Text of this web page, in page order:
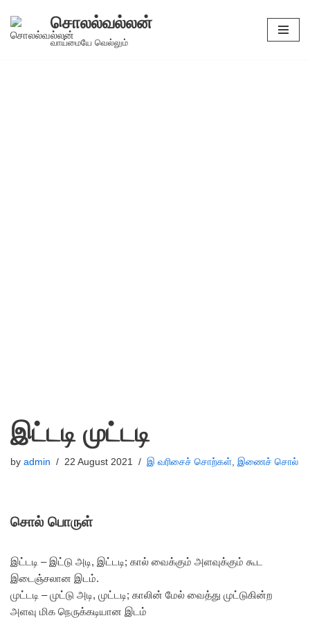
Skip
சொலல்வல்லன்
வாய்மையே வெல்லும்
இட்டடி முட்டடி
by admin 22 August 2021 இ வரிசைச் சொற்கள், இணைச் சொல்
சொல் பொருள்
இட்டடி – இட்டு அடி, இட்டடி; கால் வைக்கும் அளவுக்கும் கூட
இடைஞ்சலான இடம்.
முட்டடி – முட்டு அடி, முட்டடி; காலின் மேல் வைத்து முட்டுகின்ற
அளவு மிக நெருக்கடியான இடம்